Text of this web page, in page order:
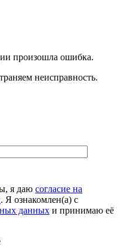
я даю согласие на
. Я ознакомлен(а) с
данных и принимаю её
произошла ошибка.
неисправность.